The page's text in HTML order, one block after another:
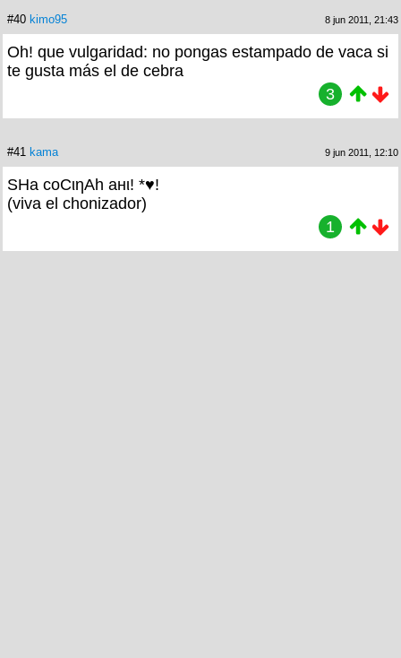
#40 kimo95 8 jun 2011, 21:43
Oh! que vulgaridad: no pongas estampado de vaca si
te gusta más el de cebra
3
#41 kama 9 jun 2011, 12:10
SHa coCιηAh aнι! *♥!
(viva el chonizador)
1